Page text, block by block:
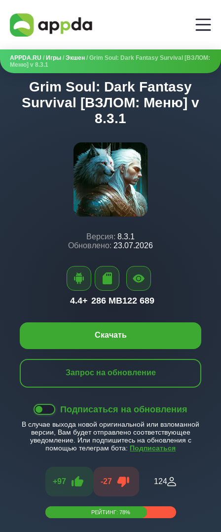
APPDA.RU / Игры / Экшен / Grim Soul: Dark Fantasy Survival [ВЗЛОМ:
Меню] v 8.3.1
Grim Soul: Dark Fantasy
Survival [ВЗЛОМ: Меню] v
8.3.1
Версия: 8.3.1
Обновлено: 23.07.2026
Скачать
Запрос на обновление
Подписаться на обновления
В случае выхода новой оригинальной или взломанной
версии, Вам будет отправлено соответствующее
уведомление. Или подпишитесь на обновления с
помощью телеграм бота: Подписаться
+97 -27 124
РЕЙТИНГ: 78%
4.4+ 286 MB122 689